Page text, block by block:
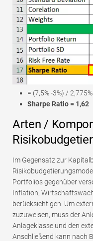
= (7,5% -3%) / 2,775%
Sharpe Ratio = 1,62
Arten /
Im Gegensatz zur
Portfolios gegenüber
Inflation,
berücksichtigen. Um
zuzuweisen, muss der
Anlageklasse und den
Anschließend kann nach